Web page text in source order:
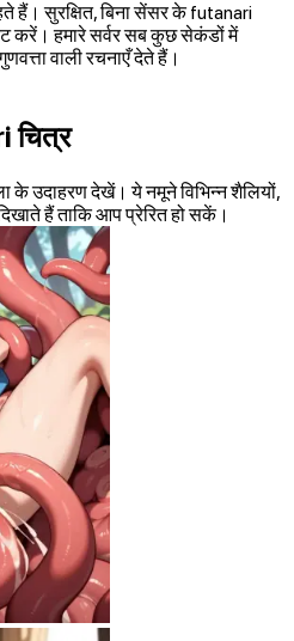
हैं। सुरक्षित, बिना सेंसर के futanari
करें। हमारे सर्वर सब कुछ सेकंडों में
वाली रचनाएँ देते हैं।
चित्र
के उदाहरण देखें। ये नमूने विभिन्न शैलियों,
हैं ताकि आप प्रेरित हो सकें।